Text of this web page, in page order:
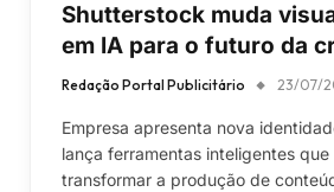
Shutterstock muda
em IA para o futuro da
Redação Portal Publicitário 23/07/
Empresa apresenta nova
lança ferramentas inteligentes
transformar a produção de